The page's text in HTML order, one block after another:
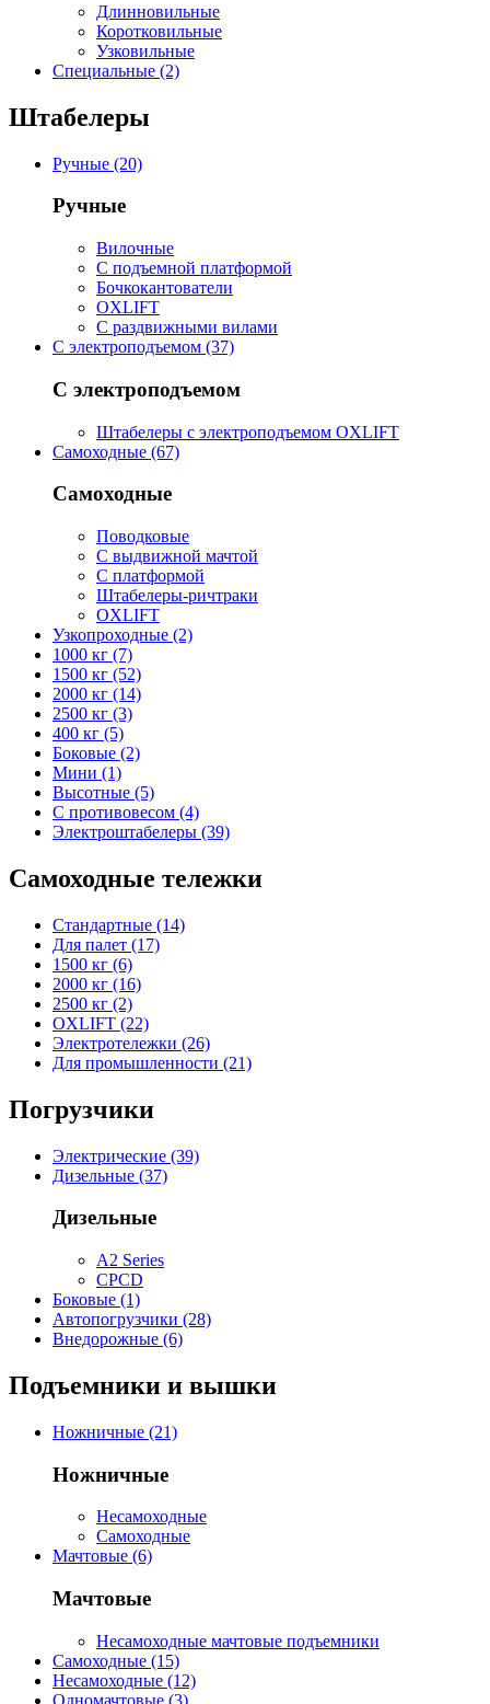
Длинновильные
Коротковильные
Узковильные
Cпециальные (2)
Штабелеры
Ручные (20)
Ручные
Вилочные
С подъемной платформой
Бочкокантователи
OXLIFT
С раздвижными вилами
С электроподъемом (37)
С электроподъемом
Штабелеры с электроподъемом OXLIFT
Самоходные (67)
Самоходные
Поводковые
С выдвижной мачтой
С платформой
Штабелеры-ричтраки
OXLIFT
Узкопроходные (2)
1000 кг (7)
1500 кг (52)
2000 кг (14)
2500 кг (3)
400 кг (5)
Боковые (2)
Мини (1)
Высотные (5)
С противовесом (4)
Электроштабелеры (39)
Самоходные тележки
Стандартные (14)
Для палет (17)
1500 кг (6)
2000 кг (16)
2500 кг (2)
OXLIFT (22)
Электротележки (26)
Для промышленности (21)
Погрузчики
Электрические (39)
Дизельные (37)
Дизельные
A2 Series
CPCD
Боковые (1)
Автопогрузчики (28)
Внедорожные (6)
Подъемники и вышки
Ножничные (21)
Ножничные
Несамоходные
Самоходные
Мачтовые (6)
Мачтовые
Несамоходные мачтовые подъемники
Самоходные (15)
Несамоходные (12)
Одномачтовые (3)